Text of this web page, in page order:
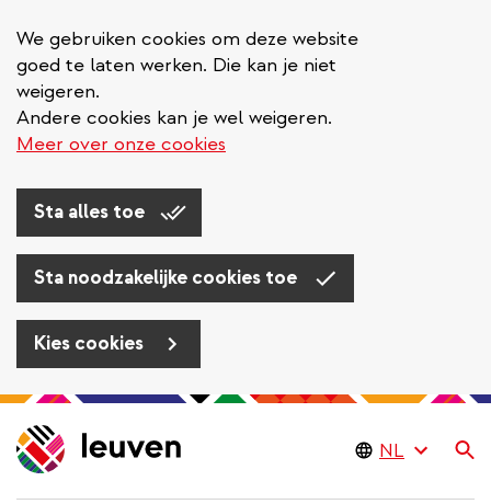
We gebruiken cookies om deze website
goed te laten werken. Die kan je niet
weigeren.
Andere cookies kan je wel weigeren.
Meer over onze cookies
Sta alles toe
Sta noodzakelijke cookies toe
Kies cookies
Overslaan
en
naar